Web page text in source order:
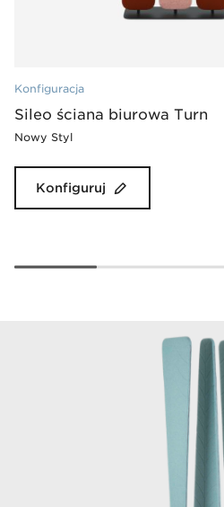
Konfiguracja
Sileo ściana biurowa Turn
Nowy Styl
Konfiguruj